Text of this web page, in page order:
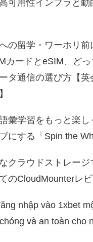
可用性インフラと動
の留学・ワーホリ前
カードとeSIM、どっ
タ通信の選び方【英
彙学習をもっと楽し
にする「Spin the
クラウドストレージ
のCloudMounterレ
nhập vào 1xbet
và an toàn cho